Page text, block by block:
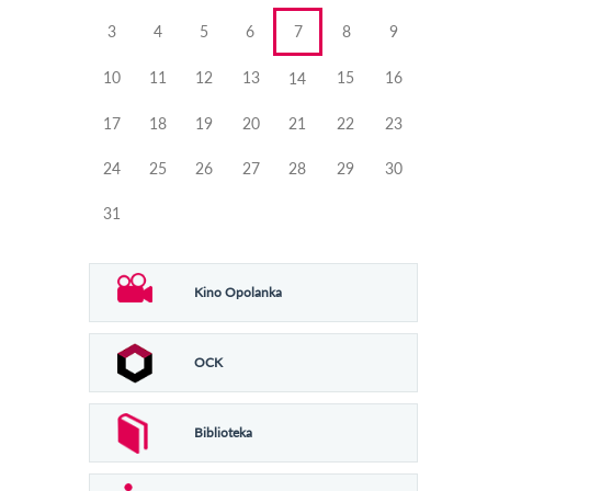
3 4 5 6 7 8 9
10 11 12 13 14 15 16
17 18 19 20 21 22 23
24 25 26 27 28 29 30
31
Kino Opolanka
OCK
Biblioteka